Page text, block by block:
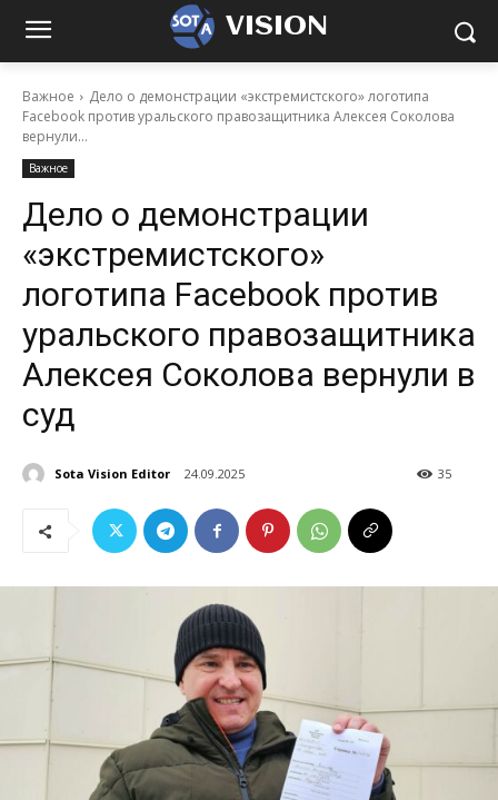
VISION
Важное
Дело о демонстрации «экстремистского» логотипа
Facebook против уральского правозащитника Алексея Соколова
вернули...
Важное
Дело о демонстрации
«экстремистского»
логотипа Facebook против
уральского правозащитника
Алексея Соколова вернули в
суд
Sota Vision Editor 24.09.2025 35